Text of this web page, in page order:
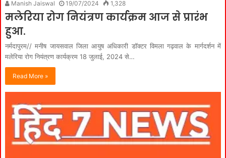
Manish Jaiswal 19/07/2024 1,328
मलेरिया रोग नियंत्रण कार्यक्रम आज से प्रारंभ
हुआ.
नर्मदापुरम// मनीष जायसवाल जिला आयुष अधिकारी डॉक्टर विमला गढ़वाल के मार्गदर्शन में
मलेरिया रोग नियंत्रण कार्यक्रम 18 जुलाई, 2024 से…
Read More »